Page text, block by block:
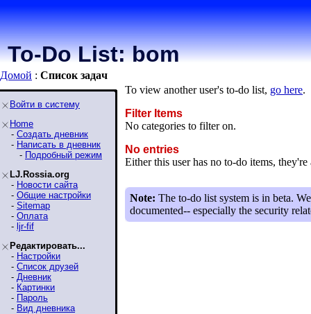
To-Do List: bom
Домой : Список задaч
Войти в систему
Home
- Создать дневник
- Написать в дневник
- Подробный режим
LJ.Rossia.org
- Новости сайта
- Общие настройки
- Sitemap
- Оплата
- ljr-fif
Редактировать...
- Настройки
- Список друзей
- Дневник
- Картинки
- Пароль
- Вид дневника
To view another user's to-do list, go here.
Filter Items
No categories to filter on.
No entries
Either this user has no to-do items,
Note: The to-do list system is in beta.
documented-- especially the security